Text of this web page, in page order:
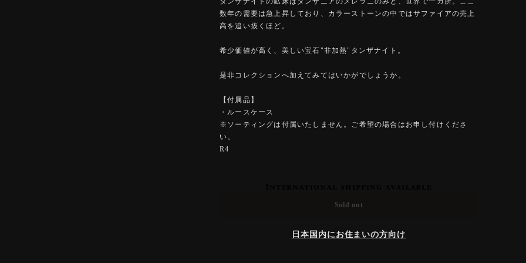
数年の需要は急上昇しており、カラーストーンの中ではサファイアの売上
高を追い抜くほど。
希少価値が高く、美しい宝石"非加熱"タンザナイト。
是非コレクションへ加えてみてはいかがでしょうか。
【付属品】
・ルースケース
※ソーティングは付属いたしません。ご希望の場合はお申し付けくださ
い。
R4
Sold out
日本国内にお住まいの方向け